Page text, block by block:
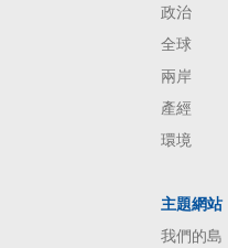
政治
全球
兩岸
產經
環境
主題網站
我們的島